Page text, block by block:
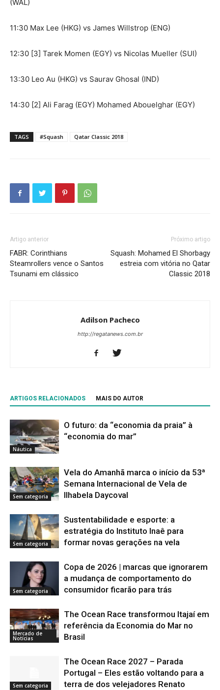
(WAL)
11:30 Max Lee (HKG) vs James Willstrop (ENG)
12:30 [3] Tarek Momen (EGY) vs Nicolas Mueller (SUI)
13:30 Leo Au (HKG) vs Saurav Ghosal (IND)
14:30 [2] Ali Farag (EGY) Mohamed Abouelghar (EGY)
TAGS #Squash Qatar Classic 2018
Artigo anterior
FABR: Corinthians
Steamrollers vence o Santos
Tsunami em clássico
Próximo artigo
Squash: Mohamed El Shorbagy
estreia com vitória no Qatar
Classic 2018
Adilson Pacheco
http://regatanews.com.br
ARTIGOS RELACIONADOS MAIS DO AUTOR
Náutica
O futuro: da “economia da praia” à
“economia do mar”
Sem categoria
Vela do Amanhã marca o início da 53ª
Semana Internacional de Vela de
Ilhabela Daycoval
Sem categoria
Sustentabilidade e esporte: a
estratégia do Instituto Inaê para
formar novas gerações na vela
Sem categoria
Copa de 2026 | marcas que ignorarem
a mudança de comportamento do
consumidor ficarão para trás
Mercado de
Notícias
The Ocean Race transformou Itajaí em
referência da Economia do Mar no
Brasil
Sem categoria
The Ocean Race 2027 – Parada
Portugal – Eles estão voltando para a
terra de dos velejadores Renato